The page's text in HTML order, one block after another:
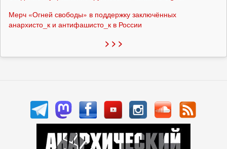
Мерч «Огней свободы» в поддержку заключённых
анархисто_к и антифашисто_к в России
> > >